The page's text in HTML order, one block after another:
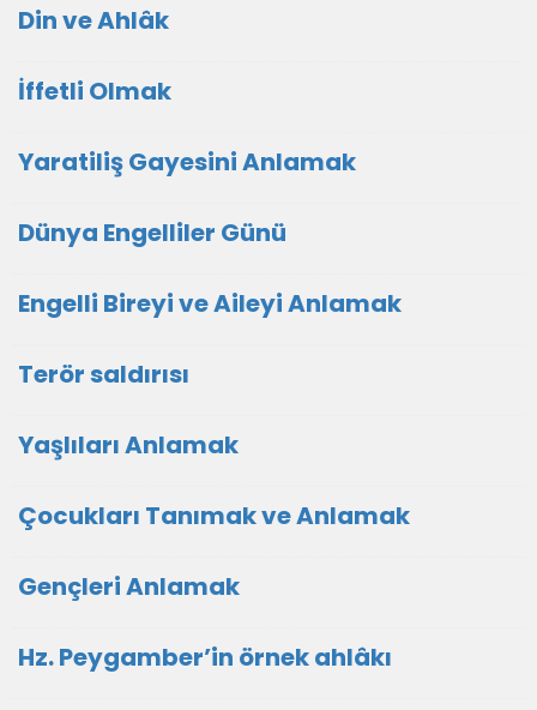
Din ve Ahlâk
İffetli Olmak
Yaratiliş Gayesini Anlamak
Dünya Engelliler Günü
Engelli Bireyi ve Aileyi Anlamak
Terör saldırısı
Yaşlıları Anlamak
Çocukları Tanımak ve Anlamak
Gençleri Anlamak
Hz. Peygamber’in örnek ahlâkı